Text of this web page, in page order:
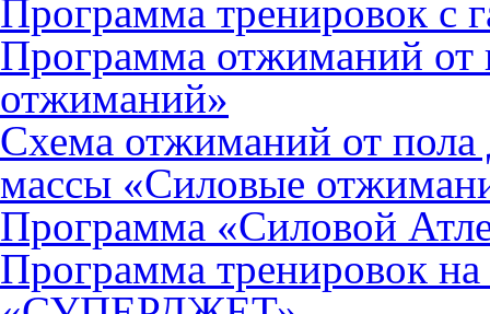
Программа тренировок с
Программа отжиманий от
отжиманий»
Схема отжиманий от
массы «Силовые
Программа «Силовой
Программа тренировок